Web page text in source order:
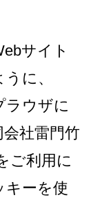
サイト
に、
ラウザに
社雷門竹
ご利用に
キーを使